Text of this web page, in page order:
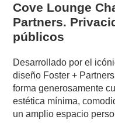
Cove Lounge
Partners.
públicos
Desarrollado por el
diseño Foster +
forma generosamente
estética mínima,
un amplio espacio